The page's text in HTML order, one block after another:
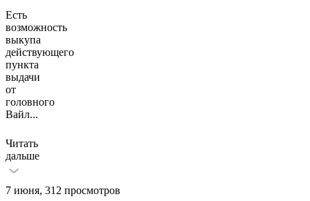
Есть
возможность
выкупа
действующего
пункта
выдачи
от
головного
Вайл...
Читать
дальше
7 июня, 312 просмотров